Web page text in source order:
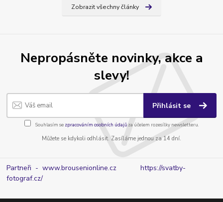
Zobrazit všechny články
Nepropásněte novinky, akce a
slevy!
Přihlásit se
Souhlasím se zpracováním osobních údajůza účelem rozesílky newsletteru.
Můžete se kdykoli odhlásit. Zasíláme jednou za 14 dní.
Partneři - www.brousenionline.czhttps://svatby-
fotograf.cz/